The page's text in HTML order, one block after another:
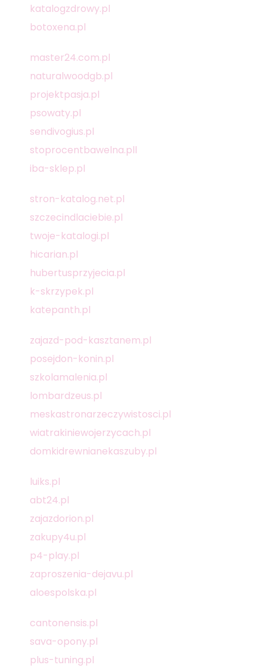
katalogzdrowy.pl
botoxena.pl
master24.com.pl
naturalwoodgb.pl
projektpasja.pl
psowaty.pl
sendivogius.pl
stoprocentbawelna.pll
iba-sklep.pl
stron-katalog.net.pl
szczecindlaciebie.pl
twoje-katalogi.pl
hicarian.pl
hubertusprzyjecia.pl
k-skrzypek.pl
katepanth.pl
zajazd-pod-kasztanem.pl
posejdon-konin.pl
szkolamalenia.pl
lombardzeus.pl
meskastronarzeczywistosci.pl
wiatrakiniewojerzycach.pl
domkidrewnianekaszuby.pl
luiks.pl
abt24.pl
zajazdorion.pl
zakupy4u.pl
p4-play.pl
zaproszenia-dejavu.pl
aloespolska.pl
cantonensis.pl
sava-opony.pl
plus-tuning.pl